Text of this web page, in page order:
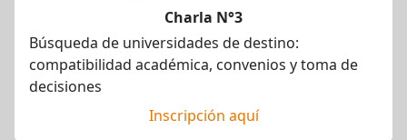
Charla N°3
Búsqueda de universidades de destino:
compatibilidad académica, convenios y toma de
decisiones
Inscripción aquí